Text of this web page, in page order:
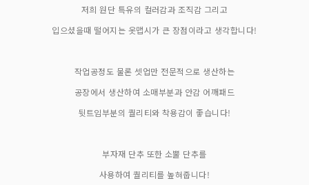
저희 원단 특유의 컬러감과 조직감 그리고
입으셨을때 떨어지는 옷맵시가 큰 장점이라고 생각합니다!
작업공정도 물론 셋업만 전문적으로 생산하는
공장에서 생산하여 소매부분과 안감 어깨패드
뒷트임부분의 퀄리티와 착용감이 좋습니다!
부자재 단추 또한 소뿔 단추를
사용하여 퀄리티를 높혀줍니다!